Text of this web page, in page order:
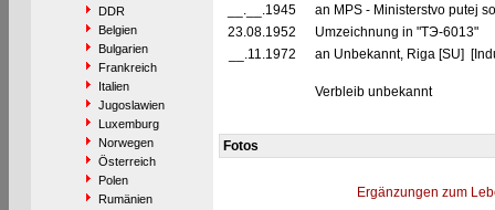
DDR
Belgien
Bulgarien
Frankreich
Italien
Jugoslawien
Luxemburg
Norwegen
Österreich
Polen
Rumänien
__.__.1945
an MPS - Ministerstvo putej
23.08.1952
Umzeichnung in "TЭ-6013"
__.11.1972
an Unbekannt, Riga [SU]
Verbleib unbekannt
Fotos
Ergänzungen zum